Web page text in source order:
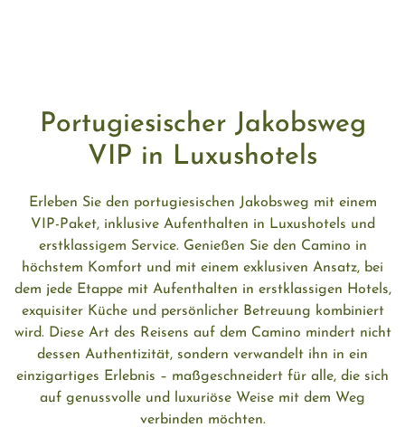
Portugiesischer Jakobsweg
VIP in Luxushotels
Erleben Sie den portugiesischen Jakobsweg mit einem
VIP-Paket, inklusive Aufenthalten in Luxushotels und
erstklassigem Service. Genießen Sie den Camino in
höchstem Komfort und mit einem exklusiven Ansatz, bei
dem jede Etappe mit Aufenthalten in erstklassigen Hotels,
exquisiter Küche und persönlicher Betreuung kombiniert
wird. Diese Art des Reisens auf dem Camino mindert nicht
dessen Authentizität, sondern verwandelt ihn in ein
einzigartiges Erlebnis – maßgeschneidert für alle, die sich
auf genussvolle und luxuriöse Weise mit dem Weg
verbinden möchten.